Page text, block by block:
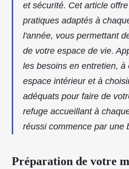
et sécurité. Cet article
pratiques adaptés à
l'année, vous permettant
de votre espace de vie.
les besoins en entretien, à
espace intérieur et à
adéquats pour faire de
refuge accueillant à
réussi commence par une
Préparation de votre